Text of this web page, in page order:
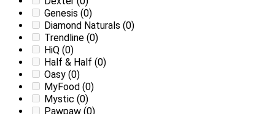
Genesis (0)
Diamond Naturals (0)
Trendline (0)
HiQ (0)
Half & Half (0)
Oasy (0)
MyFood (0)
Mystic (0)
Pawpaw (0)